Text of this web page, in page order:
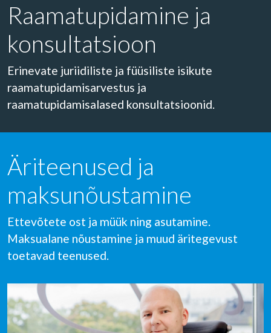
Raamatupidamine ja
konsultatsioon
Erinevate juriidiliste ja füüsiliste isikute
raamatupidamisarvestus ja
raamatupidamisalased konsultatsioonid.
Äriteenused ja
maksunõustamine
Ettevõtete ost ja müük ning asutamine.
Maksualane nõustamine ja muud äritegevust
toetavad teenused.